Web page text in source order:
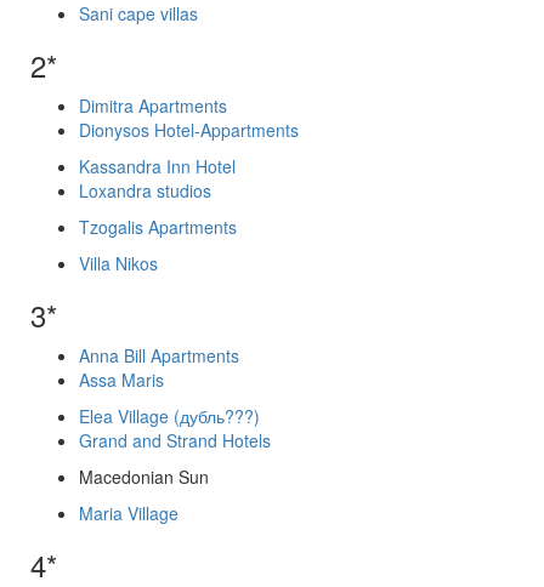
Sani cape villas
2*
Dimitra Apartments
Dionysos Hotel-Appartments
Kassandra Inn Hotel
Loxandra studios
Tzogalis Apartments
Villa Nikos
3*
Anna Bill Apartments
Assa Maris
Elea Village (дубль???)
Grand and Strand Hotels
Macedonian Sun
Maria Village
4*